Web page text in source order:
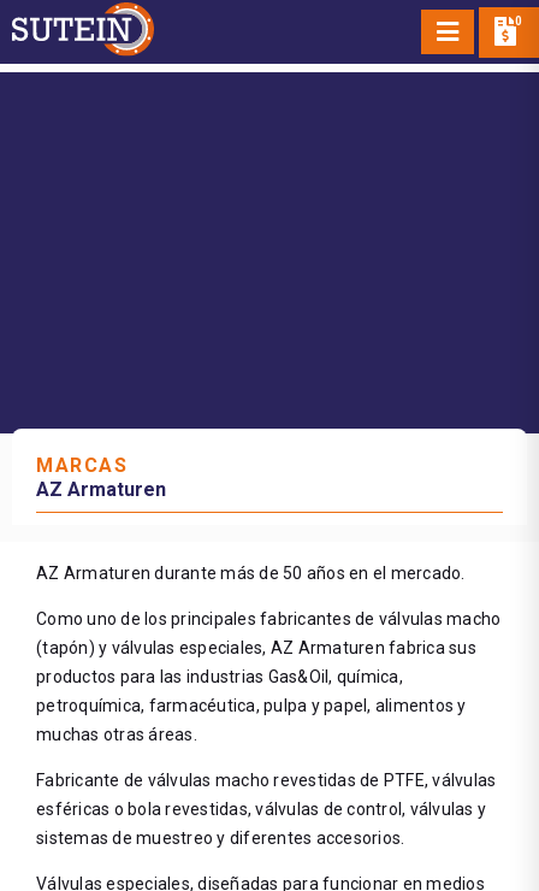
0
MARCAS
AZ Armaturen
AZ Armaturen durante más de 50 años en el mercado.
Como uno de los principales fabricantes de válvulas macho
(tapón) y válvulas especiales, AZ Armaturen fabrica sus
productos para las industrias Gas&Oil, química,
petroquímica, farmacéutica, pulpa y papel, alimentos y
muchas otras áreas.
Fabricante de válvulas macho revestidas de PTFE, válvulas
esféricas o bola revestidas, válvulas de control, válvulas y
sistemas de muestreo y diferentes accesorios.
Válvulas especiales, diseñadas para funcionar en medios